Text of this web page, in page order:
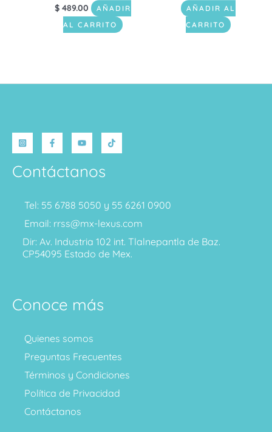
$ 489.00
AÑADIR
AL CARRITO
AÑADIR AL
CARRITO
Contáctanos
Tel: 55 6788 5050 y 55 6261 0900
Email: rrss@mx-lexus.com
Dir: Av. Industria 102 int. Tlalnepantla de Baz.
CP54095 Estado de Mex.
Conoce más
Quienes somos
Preguntas Frecuentes
Términos y Condiciones
Política de Privacidad
Contáctanos